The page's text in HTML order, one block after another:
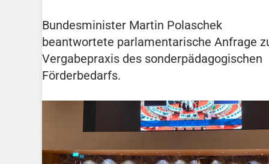
Bundesminister Martin Polaschek
beantwortete parlamentarische Anfrage
Vergabepraxis des sonderpädagogischen
Förderbedarfs.